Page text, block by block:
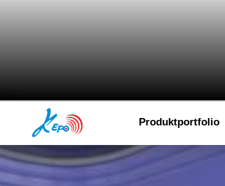
Produktportfolio